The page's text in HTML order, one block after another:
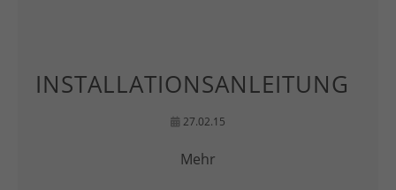
INSTALLATIONSANLEITUNG
27.02.15
Mehr